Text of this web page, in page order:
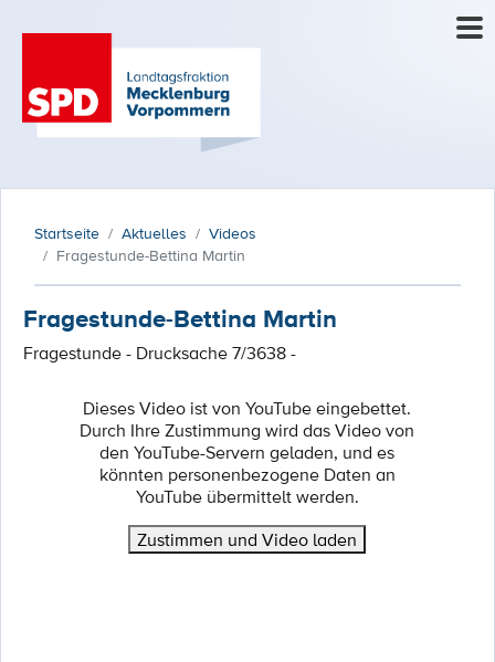
Startseite Aktuelles
Videos
Fragestunde-Bettina Martin
Fragestunde-Bettina Martin
Fragestunde - Drucksache 7/3638 -
Dieses Video ist von YouTube eingebettet.
Durch Ihre Zustimmung wird das Video von
den YouTube-Servern geladen, und es
könnten personenbezogene Daten an
YouTube übermittelt werden.
Zustimmen und Video laden